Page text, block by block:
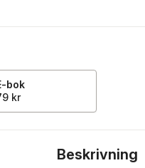
bok
kr
Beskrivning